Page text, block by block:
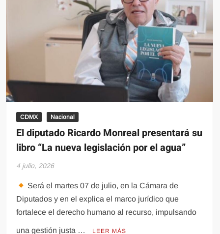
marcado
polarización
CDMX Nacional
El diputado Ricardo Monreal presentará su
libro “La nueva legislación por el agua”
4 julio, 2026
Será el martes 07 de julio, en la Cámara de
Diputados y en el explica el marco jurídico que
fortalece el derecho humano al recurso, impulsando
una gestión justa … LEER MÁS